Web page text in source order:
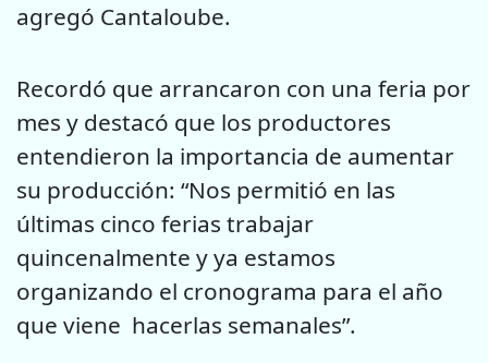
agregó Cantaloube.
Recordó que arrancaron con una feria por
mes y destacó que los productores
entendieron la importancia de aumentar
su producción: “Nos permitió en las
últimas cinco ferias trabajar
quincenalmente y ya estamos
organizando el cronograma para el año
que viene hacerlas semanales”.